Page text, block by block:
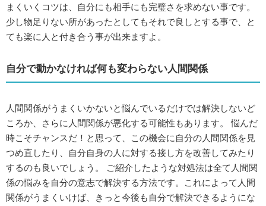
まくいくコツは、自分にも相手にも完璧さを求めない事です。
少し物足りない所があったとしてもそれで良しとする事で、と
ても楽に人と付き合う事が出来ますよ。
自分で動かなければ何も変わらない人間関係
人間関係がうまくいかないと悩んでいるだけでは解決しないど
ころか、さらに人間関係が悪化する可能性もあります。 悩んだ
時こそチャンスだ！と思って、この機会に自分の人間関係を見
つめ直したり、自分自身の人に対する接し方を改善してみたり
するのも良いでしょう。 ご紹介したような対処法は全て人間関
係の悩みを自分の意志で解決する方法です。これによって人間
関係がうまくいけば、きっと今後も自分で解決できるようにな